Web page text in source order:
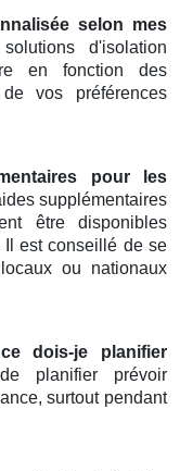
selon mes
d'isolation
en fonction des
vos préférences
pour les
supplémentaires
être disponibles
Il est conseillé de se
ou nationaux
dois-je planifier
planifier prévoir
surtout pendant